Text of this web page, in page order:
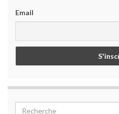
Email